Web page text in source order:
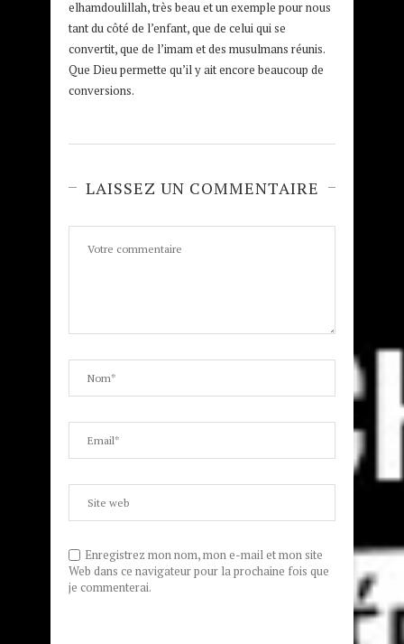
elhamdoulillah, très beau et un exemple pour nous
tant du côté de l’enfant, que de celui qui se
convertit, que de l’imam et des musulmans réunis.
Que Dieu permette qu’il y ait encore beaucoup de
conversions.
LAISSEZ UN COMMENTAIRE
Enregistrez mon nom, mon e-mail et mon site
Web dans ce navigateur pour la prochaine fois que
je commenterai.